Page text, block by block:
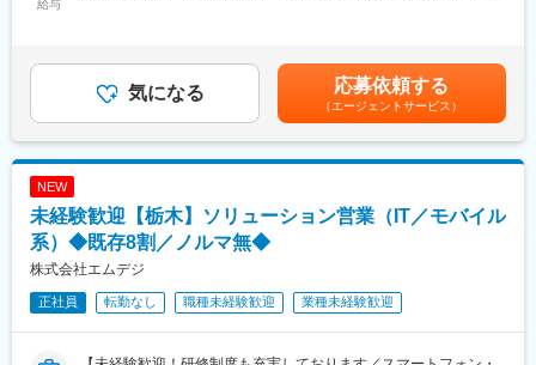
る点です。既存事業を磨き、新規事業にも挑戦しています。
変更の範囲：会社の定める業務
◎故障診断
取得をして頂いております。
取得して頂く資格は
・損害保険募集人基礎資格・自動車保険
ご自身の頑張りにより他の保険（火災保険、傷害疾病保険）資格
給与
目・新卒、一般職5,000,000円円//入社3年目・26歳、一般職
6,000,000円円//入社5年目・32歳、リー賃金はあくまでも目安の
金額であり、選考を通じて上下する可能性があります。月給(月額)
は固定手当を含めた表記です。
気になる 応募依頼する
（エージェントサービス）
NEW
未経験歓迎【栃木】ソリューション営業（IT／モバイル
系）◆既存8割／ノルマ無◆
株式会社エムデジ
正社員 転勤なし 職種未経験歓迎 業種未経験歓迎